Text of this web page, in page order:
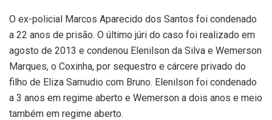
O ex-policial Marcos Aparecido dos Santos foi condenado
a 22 anos de prisão. O último júri do caso foi realizado em
agosto de 2013 e condenou Elenilson da Silva e Wemerson
Marques, o Coxinha, por sequestro e cárcere privado do
filho de Eliza Samudio com Bruno. Elenilson foi condenado
a 3 anos em regime aberto e Wemerson a dois anos e meio
também em regime aberto.